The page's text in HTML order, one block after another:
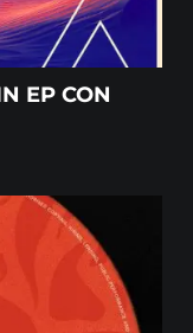
EP CON